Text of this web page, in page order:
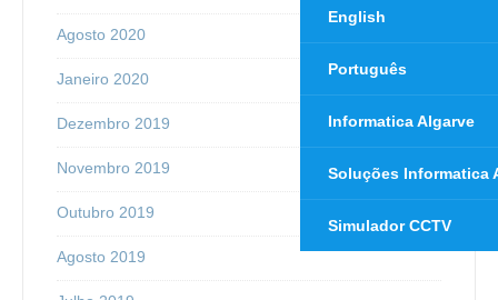
Agosto 2020
Janeiro 2020
Dezembro 2019
Novembro 2019
Outubro 2019
Agosto 2019
English
Português
Informatica Algarve
Soluções Informatica
Simulador CCTV